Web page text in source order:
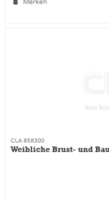
CLA 858300
Weibliche Brust- und